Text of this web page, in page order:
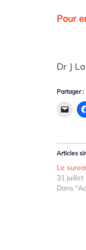
Pour
Dr J
Partager :
Articles
Le
31 juillet
Dans